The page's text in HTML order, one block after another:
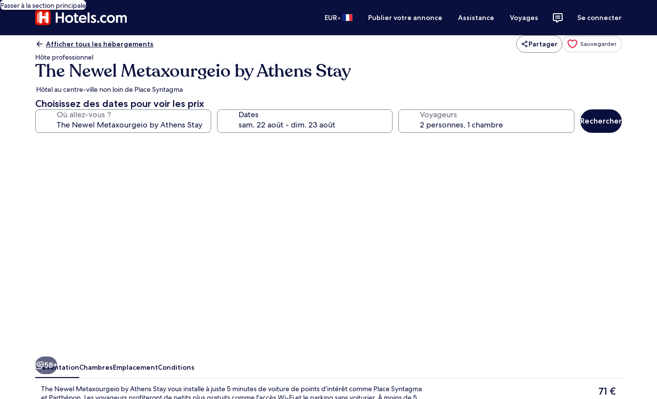
Passer à la section principale
EUR• Publier votre annonce Assistance Voyages Se connecter
Afficher tous les hébergements Partager Sauvegarder
Hôte professionnel
The Newel Metaxourgeio by Athens Stay
Hôtel au centre-ville non loin de Place Syntagma
Choisissez des dates pour voir les prix
Où allez-vous ? Dates Voyageurs
Rechercher
58+
PrésentationChambresEmplacementConditions
The Newel Metaxourgeio by Athens Stay vous installe à juste 5 minutes de voiture de points d'intérêt comme Place Syntagma
Le
71 €